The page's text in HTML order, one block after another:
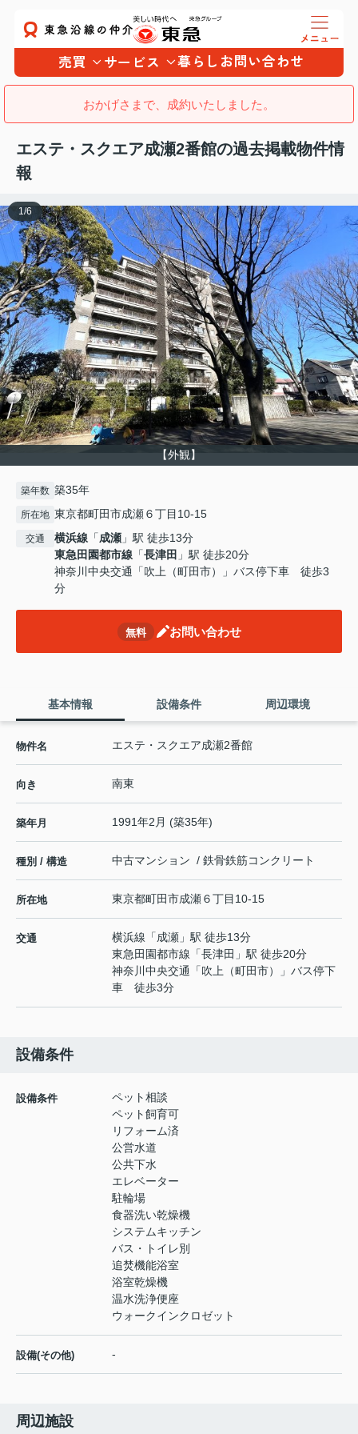
売買 サービス 暮らし お問い合わせ
おかげさまで、成約いたしました。
エステ・スクエア成瀬2番館の過去掲載物件情
報
【外観】
1 /6
築年数 築35年
所在地 東京都町田市成瀬６丁目10-15
交通 横浜線 「成瀬 」駅 徒歩13分
東急田園都市線 「長津田 」駅 徒歩20分
神奈川中央交通「吹上（町田市）」バス停下車 徒歩3
分
無料 お問い合わせ
基本情報 設備条件 周辺環境
物件名 エステ・スクエア成瀬2番館
向き 南東
築年月 1991年2月 (築35年)
種別 / 構造 中古マンション / 鉄骨鉄筋コンクリート
所在地 東京都町田市成瀬６丁目10-15
交通 横浜線 「成瀬 」駅 徒歩13分
東急田園都市線 「長津田 」駅 徒歩20分
神奈川中央交通「吹上（町田市）」バス停下
車 徒歩3分
設備条件
設備条件
ペット相談
ペット飼育可
リフォーム済
公営水道
公共下水
エレベーター
駐輪場
食器洗い乾燥機
システムキッチン
バス・トイレ別
追焚機能浴室
浴室乾燥機
温水洗浄便座
ウォークインクロゼット
設備(その他) -
周辺施設